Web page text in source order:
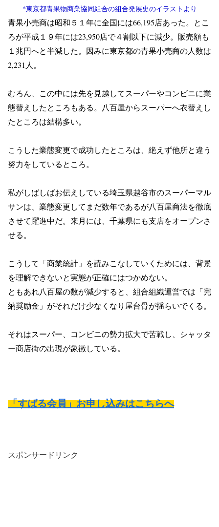
*東京都青果物商業協同組合の組合発展史のイラストより
青果小売商は昭和５１年に全国には66,195店あった。とこ
ろが平成１９年には23,950店で４割以下に減少。販売額も
１兆円へと半減した。因みに東京都の青果小売商の人数は
2,231人。
むろん、この中には先を見越してスーパーやコンビニに業
態替えしたところもある。八百屋からスーパーへ衣替えし
たところは結構多い。
こうした業態変更で成功したところは、絶えず他所と違う
努力をしているところ。
私がしばしばお伝えしている埼玉県越谷市のスーパーマル
サンは、業態変更してまだ数年であるが八百屋商法を徹底
させて躍進中だ。来月には、千葉県にも支店をオープンさ
せる。
こうして「商業統計」を読みこなしていくためには、背景
を理解できないと実態が正確にはつかめない。
ともあれ八百屋の数が減少すると、組合組織運営では「完
納奨励金」がそれだけ少なくなり屋台骨が揺らいでくる。
それはスーパー、コンビニの勢力拡大で苦戦し、シャッタ
ー商店街の出現が象徴している。
「すばる会員」お申し込みはこちらへ
スポンサードリンク